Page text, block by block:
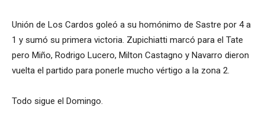
Unión de Los Cardos goleó a su homónimo de Sastre por 4 a
1 y sumó su primera victoria. Zupichiatti marcó para el Tate
pero Miño, Rodrigo Lucero, Milton Castagno y Navarro dieron
vuelta el partido para ponerle mucho vértigo a la zona 2.
Todo sigue el Domingo.